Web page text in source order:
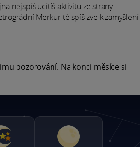
nejspíš ucítíš aktivitu ze strany
Merkur tě spíš zve k zamyšlení
pozorování. Na konci měsíce si